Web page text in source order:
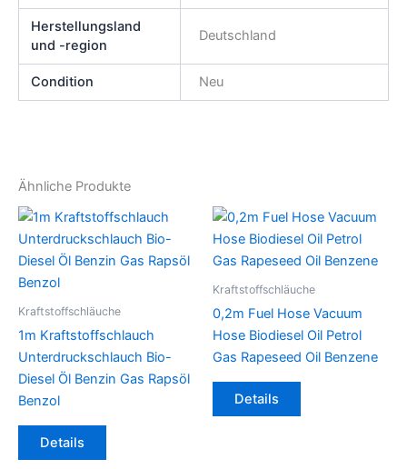
Herstellungsland
und -region
Deutschland
Condition Neu
Ähnliche Produkte
Kraftstoffschläuche
1m Kraftstoffschlauch
Unterdruckschlauch Bio-
Diesel Öl Benzin Gas Rapsöl
Benzol
Details
Dieses
Kraftstoffschläuche
0,2m Fuel Hose Vacuum
Hose Biodiesel Oil Petrol
Gas Rapeseed Oil Benzene
Details
Dieses